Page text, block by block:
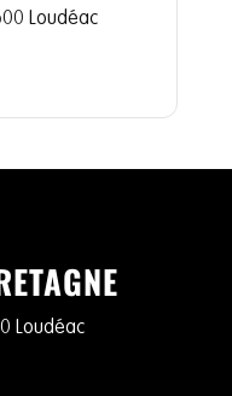
Loudéac
Loudéac